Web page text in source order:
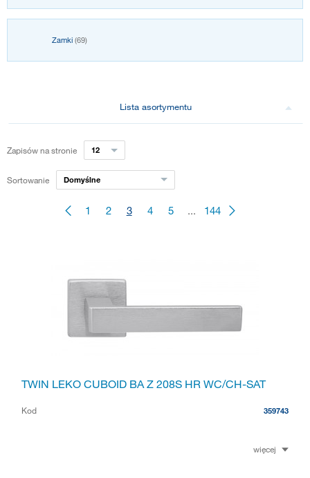
Zamki (69)
Lista asortymentu
Zapisów na stronie 12
Sortowanie Domyślne
1 2 3 4 5 ... 144
TWIN LEKO CUBOID BA Z 208S HR WC/CH-SAT
Kod 359743
więcej